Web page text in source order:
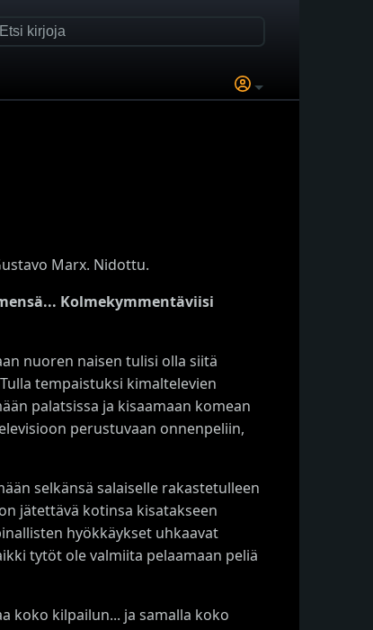
Marx. Nidottu.
Kolmekymmentäviisi
nuoren naisen tulisi olla siitä
tempaistuksi kimaltelevien
palatsissa ja kisaamaan komean
perustuvaan onnenpeliin,
selkänsä salaiselle rakastetulleen
jätettävä kotinsa kisatakseen
hyökkäykset uhkaavat
tytöt ole valmiita pelaamaan peliä
koko kilpailun... ja samalla koko